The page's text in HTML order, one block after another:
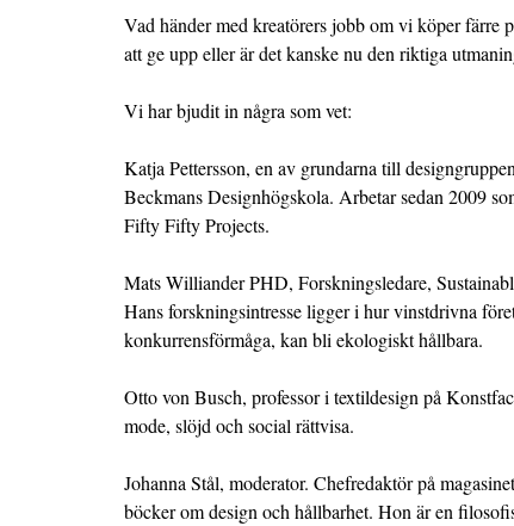
Vad händer med kreatörers jobb om vi köper färre
att ge upp eller är det kanske nu den riktiga
Vi har bjudit in några som vet:
Katja Pettersson, en av grundarna till
Beckmans Designhögskola. Arbetar sedan 2009
Fifty Fifty Projects.
Mats Williander PHD, Forskningsledare,
Hans forskningsintresse ligger i hur vinstdrivna
konkurrensförmåga, kan bli ekologiskt hållbara.
Otto von Busch, professor i textildesign på
mode, slöjd och social rättvisa.
Johanna Stål, moderator. Chefredaktör på
böcker om design och hållbarhet. Hon är en